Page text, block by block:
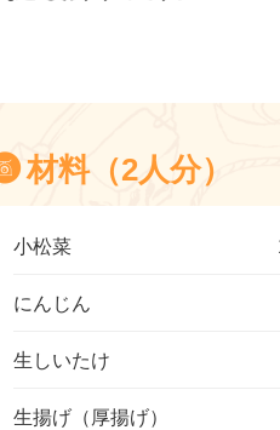
材料（2人分）
小松菜
にんじん
生しいたけ
生揚げ（厚揚げ）